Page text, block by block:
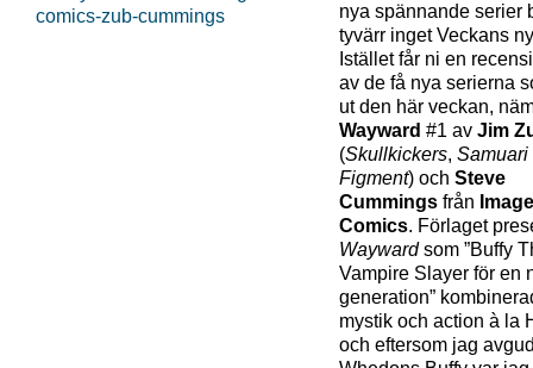
nya spännande serier
tyvärr inget Veckans
Istället får ni en
av de få nya serierna
ut den här veckan,
Wayward #1 av Jim
(Skullkickers, Samuari
Figment) och Steve
Cummings från Image
Comics. Förlaget
Waywardsom ”Buffy
Vampire Slayer för en
generation”
mystik och action à la
och eftersom jag